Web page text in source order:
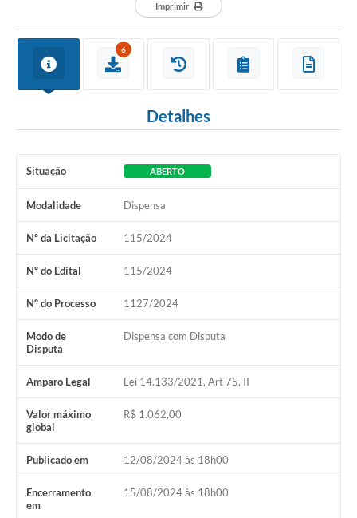
Secretarias
Imprimir
6
Detalhes
Situação ABERTO
Modalidade Dispensa
Nº da Licitação 115/2024
Nº do Edital 115/2024
Nº do Processo 1127/2024
Modo de
Disputa
Dispensa com Disputa
Amparo Legal Lei 14.133/2021, Art 75, II
Valor máximo
global
R$ 1.062,00
Publicado em 12/08/2024 às 18h00
Encerramento
em
15/08/2024 às 18h00